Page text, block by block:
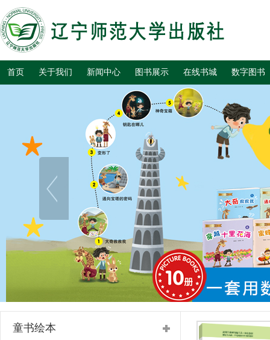
首页 关于我们 新闻中心 图书展示 在线书城 数字图书
童书绘本